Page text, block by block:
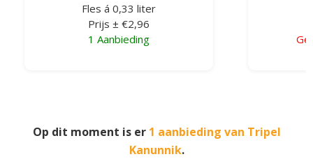
Fles á 0,33 liter
Prijs ± €2,96
1 Aanbieding
Op dit moment is er 1 aanbieding van Tripel
Kanunnik.